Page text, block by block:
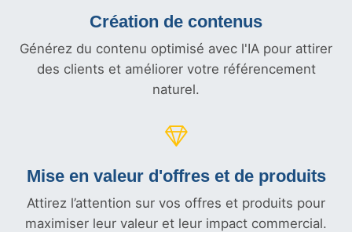
Création de contenus
Générez du contenu optimisé avec l'IA pour attirer
des clients et améliorer votre référencement
naturel.
Mise en valeur d'offres et de produits
Attirez l’attention sur vos offres et produits pour
maximiser leur valeur et leur impact commercial.